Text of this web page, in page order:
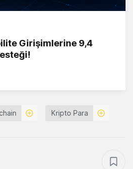
Girişimlerine 9,4
Kripto Para